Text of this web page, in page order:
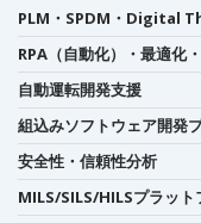
PLM・SPDM・Digital
RPA（自動化）・最適化
自動運転開発支援
組込みソフトウェア開発
安全性・信頼性分析
MILS/SILS/HILSプラット